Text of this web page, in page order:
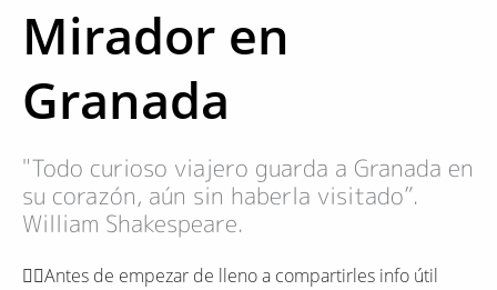
Mirador en
Granada
"Todo curioso viajero guarda a Granada en
su corazón, aún sin haberla visitado”.
William Shakespeare.
❤️‍🔥Antes de empezar de lleno a compartirles info útil